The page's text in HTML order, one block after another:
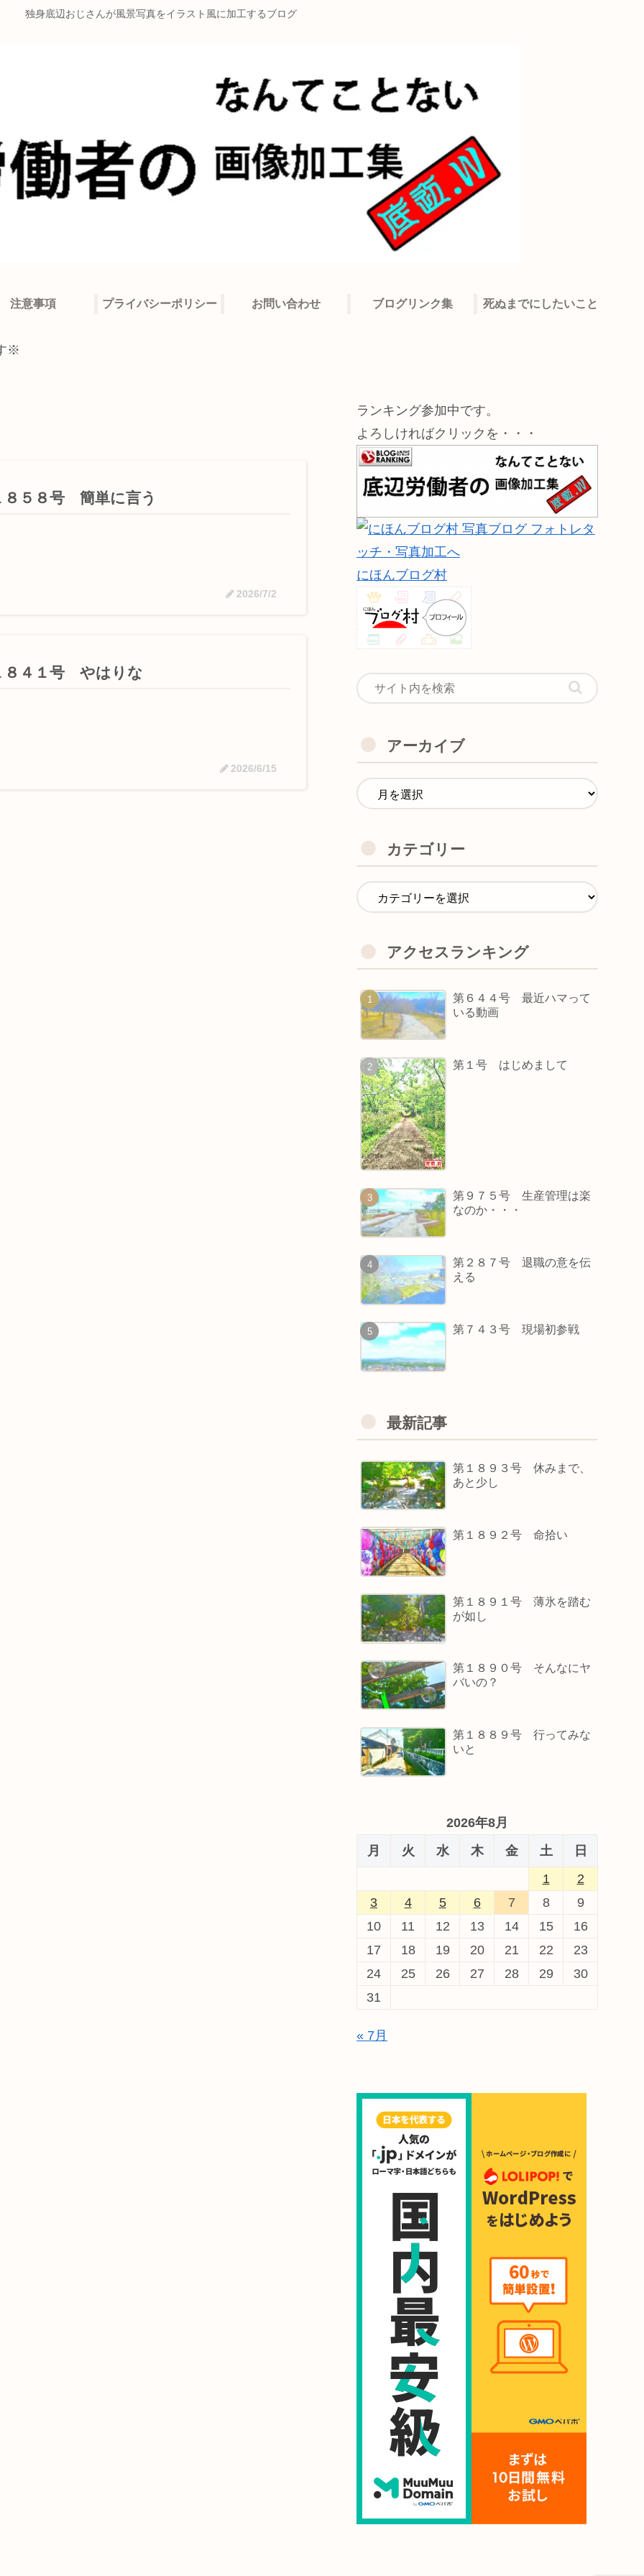
独身底辺おじさんが風景写真をイラスト風に加工するブログ
注意事項 プライバシーポリシー お問い合わせ ブログリンク集 死ぬまでにしたいこと
※
８５８号 簡単に言う
2026/7/2
８４１号 やはりな
2026/6/15
ランキング参加中です。
よろしければクリックを・・・
にほんブログ村
アーカイブ
カテゴリー
アクセスランキング
第６４４号 最近ハマって
いる動画
第１号 はじめまして
第９７５号 生産管理は楽
なのか・・・
第２８７号 退職の意を伝
える
第７４３号 現場初参戦
最新記事
第１８９３号 休みまで、
あと少し
第１８９２号 命拾い
第１８９１号 薄氷を踏む
が如し
第１８９０号 そんなにヤ
バいの？
第１８８９号 行ってみな
いと
2026年8月
月
火 水 木 金 土
日
1
2
3
4 5 6 7 8
9
10
11 12 13 14 15
16
17
18 19 20 21 22
23
24
25 26 27 28 29
30
31
« 7月